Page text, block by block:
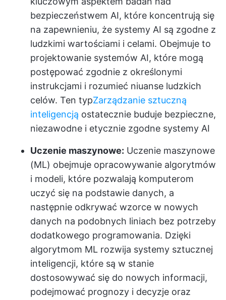
bezpieczeństwem AI, które koncentrują się
na zapewnieniu, że systemy AI są zgodne z
ludzkimi wartościami i celami. Obejmuje to
projektowanie systemów AI, które mogą
postępować zgodnie z określonymi
instrukcjami i rozumieć niuanse ludzkich
celów. Ten typZarządzanie sztuczną
inteligencją ostatecznie buduje bezpieczne,
niezawodne i etycznie zgodne systemy AI
Uczenie maszynowe: Uczenie maszynowe
(ML) obejmuje opracowywanie algorytmów
i modeli, które pozwalają komputerom
uczyć się na podstawie danych, a
następnie odkrywać wzorce w nowych
danych na podobnych liniach bez potrzeby
dodatkowego programowania. Dzięki
algorytmom ML rozwija systemy sztucznej
inteligencji, które są w stanie
dostosowywać się do nowych informacji,
podejmować prognozy i decyzje oraz